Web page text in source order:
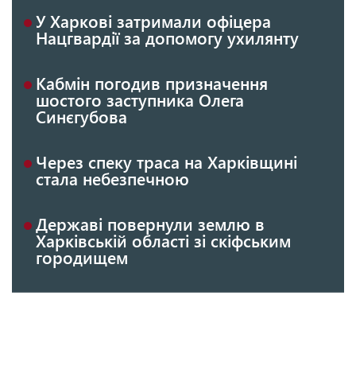
У Харкові затримали офіцера
Нацгвардії за допомогу ухилянту
Кабмін погодив призначення
шостого заступника Олега
Синєгубова
Через спеку траса на Харківщині
стала небезпечною
Державі повернули землю в
Харківській області зі скіфським
городищем